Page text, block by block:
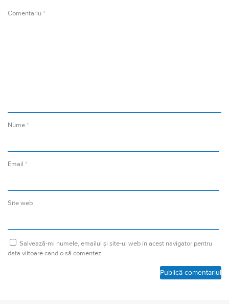
Comentariu *
Nume *
Email *
Site web
Salvează-mi numele, emailul și site-ul web în acest navigator pentru
data viitoare când o să comentez.